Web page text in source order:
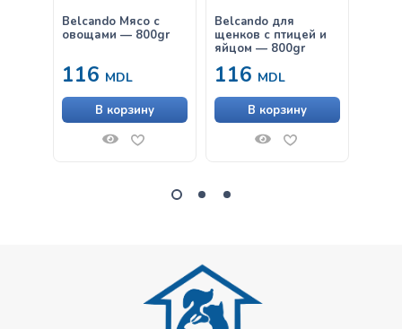
Belcando Мясо с
овощами — 800gr
116 MDL
В корзину
Belcando для
щенков с птицей и
яйцом — 800gr
116 MDL
В корзину